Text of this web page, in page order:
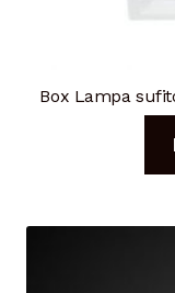
Box Lampa